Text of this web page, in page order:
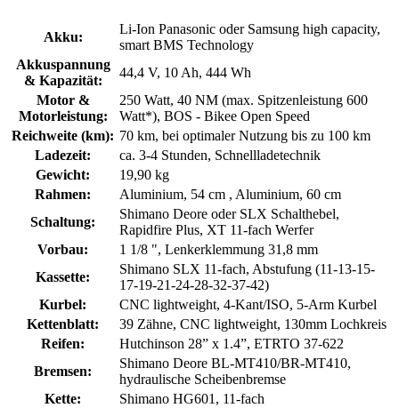
Akku:
Li-Ion Panasonic oder Samsung high capacity,
smart BMS Technology
Akkuspannung
& Kapazität:
44,4 V, 10 Ah, 444 Wh
Motor &
Motorleistung:
250 Watt, 40 NM (max. Spitzenleistung 600
Watt*), BOS - Bikee Open Speed
Reichweite (km): 70 km, bei optimaler Nutzung bis zu 100 km
Ladezeit:
ca. 3-4 Stunden, Schnellladetechnik
Gewicht:
19,90 kg
Rahmen:
Aluminium, 54 cm , Aluminium, 60 cm
Schaltung:
Shimano Deore oder SLX Schalthebel,
Rapidfire Plus, XT 11-fach Werfer
Vorbau:
1 1/8 ", Lenkerklemmung 31,8 mm
Kassette:
Shimano SLX 11-fach, Abstufung (11-13-15-
17-19-21-24-28-32-37-42)
Kurbel:
CNC lightweight, 4-Kant/ISO, 5-Arm Kurbel
Kettenblatt:
39 Zähne, CNC lightweight, 130mm Lochkreis
Reifen:
Hutchinson 28” x 1.4”, ETRTO 37-622
Bremsen:
Shimano Deore BL-MT410/BR-MT410,
hydraulische Scheibenbremse
Kette:
Shimano HG601, 11-fach